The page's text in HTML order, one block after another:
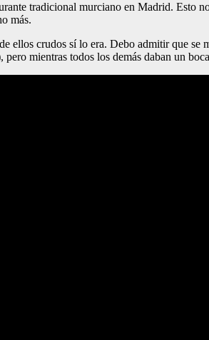
tradicional murciano en Madrid. Esto
más.
ellos crudos sí lo era. Debo admitir que
mientras todos los demás daban un